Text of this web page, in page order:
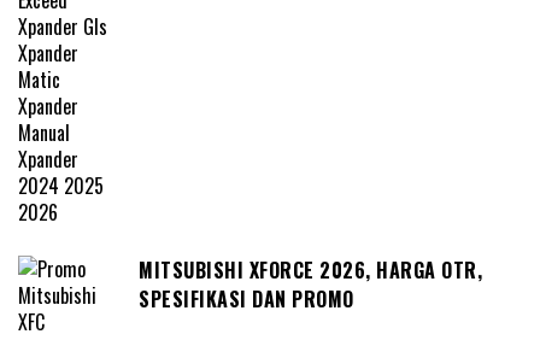
MITSUBISHI XFORCE 2026, HARGA OTR,
SPESIFIKASI DAN PROMO